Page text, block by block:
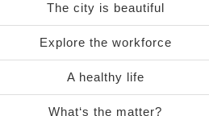
The city is beautiful
Explore the workforce
A healthy life
What‘s the matter?